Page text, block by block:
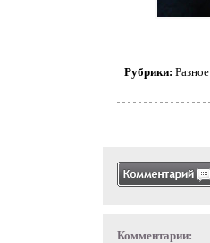
Рубрики: Разное
Комментарии: